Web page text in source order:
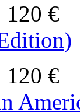
120 €
120 €